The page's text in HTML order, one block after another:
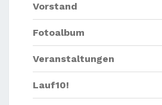
Vorstand
Fotoalbum
Veranstaltungen
Lauf10!